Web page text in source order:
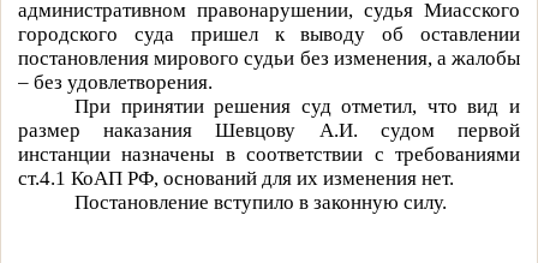
административном правонарушении, судья Миасского
городского суда пришел к выводу об оставлении
постановления мирового судьи без изменения, а жалобы
– без удовлетворения.
При принятии решения суд отметил, что вид и
размер наказания Шевцову А.И. судом первой
инстанции назначены в соответствии с требованиями
ст.4.1 КоАП РФ, оснований для их изменения нет.
Постановление вступило в законную силу.